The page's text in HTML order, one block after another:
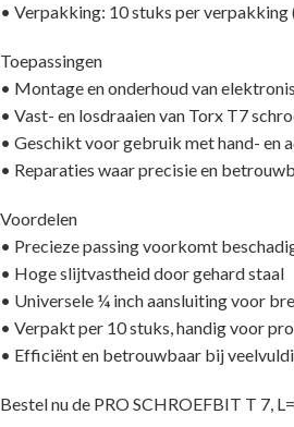
• Verpakking: 10 stuks per verpakking
Toepassingen
• Montage en onderhoud van
• Vast- en losdraaien van Torx T7
• Geschikt voor gebruik met hand- en
• Reparaties waar precisie en
Voordelen
• Precieze passing voorkomt
• Hoge slijtvastheid door gehard staal
• Universele ¼ inch aansluiting voor
• Verpakt per 10 stuks, handig voor
• Efficiënt en betrouwbaar bij
Bestel nu de PRO SCHROEFBIT T 7,